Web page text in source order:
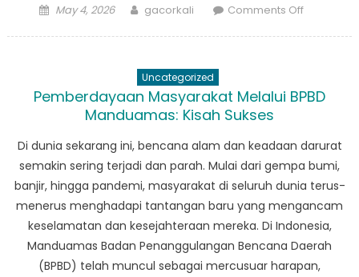
Posted
May 4, 2026 Author
gacorkali Comments Offon
Nauli
Tanggap
Uncategorized
Pemberdayaan Masyarakat Melalui BPBD
Manduamas: Kisah Sukses
Di dunia sekarang ini, bencana alam dan keadaan darurat
semakin sering terjadi dan parah. Mulai dari gempa bumi,
banjir, hingga pandemi, masyarakat di seluruh dunia terus-
menerus menghadapi tantangan baru yang mengancam
keselamatan dan kesejahteraan mereka. Di Indonesia,
Manduamas Badan Penanggulangan Bencana Daerah
(BPBD) telah muncul sebagai mercusuar harapan,